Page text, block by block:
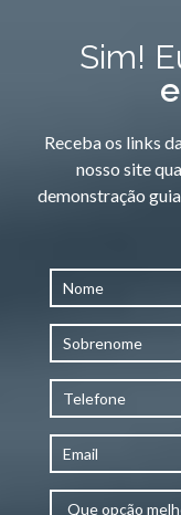
Sim!
Receba os links
nosso site
demonstração